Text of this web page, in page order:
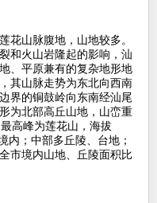
花山脉腹地，山地较多。
和火山岩隆起的影响，汕
、平原兼有的复杂地形地
其山脉走势为东北向西南
界的铜鼓岭向东南经汕尾
为北部高丘山地，山峦重
高峰为莲花山，海拔
内；中部多丘陵、台地；
市境内山地、丘陵面积比